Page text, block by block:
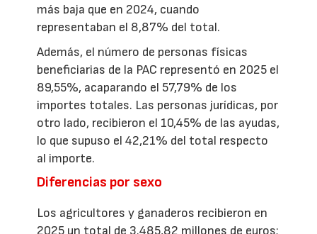
más baja que en 2024, cuando
representaban el 8,87% del total.
Además, el número de personas físicas
beneficiarias de la PAC representó en 2025 el
89,55%, acaparando el 57,79% de los
importes totales. Las personas jurídicas, por
otro lado, recibieron el 10,45% de las ayudas,
lo que supuso el 42,21% del total respecto
al importe.
Diferencias por sexo
Los agricultores y ganaderos recibieron en
2025 un total de 3.485,82 millones de euros;